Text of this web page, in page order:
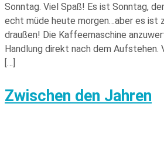
Sonntag. Viel Spaß! Es ist Sonntag,
echt müde heute morgen…aber es ist
draußen! Die Kaffeemaschine
Handlung direkt nach dem Aufstehen.
[…]
Zwischen den Jahren